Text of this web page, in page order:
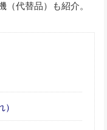
代替品）も紹介。